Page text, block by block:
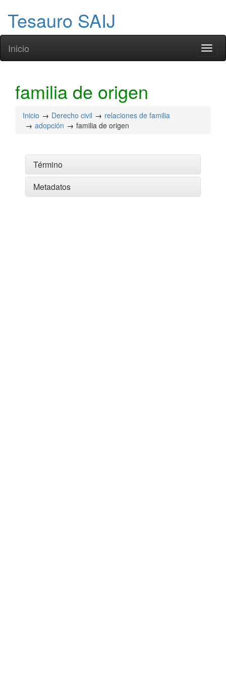
Tesauro SAIJ
Inicio
familia de origen
Inicio Derecho civil
relaciones de familia
adopción
familia de origen
Término
Metadatos